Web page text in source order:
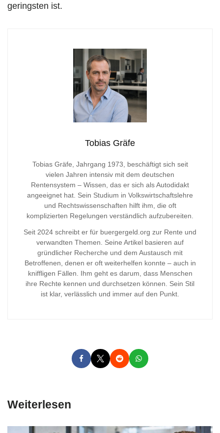
geringsten ist.
Tobias Gräfe
Tobias Gräfe, Jahrgang 1973, beschäftigt sich seit
vielen Jahren intensiv mit dem deutschen
Rentensystem – Wissen, das er sich als Autodidakt
angeeignet hat. Sein Studium in Volkswirtschaftslehre
und Rechtswissenschaften hilft ihm, die oft
komplizierten Regelungen verständlich aufzubereiten.
Seit 2024 schreibt er für buergergeld.org zur Rente und
verwandten Themen. Seine Artikel basieren auf
gründlicher Recherche und dem Austausch mit
Betroffenen, denen er oft weiterhelfen konnte – auch in
kniffligen Fällen. Ihm geht es darum, dass Menschen
ihre Rechte kennen und durchsetzen können. Sein Stil
ist klar, verlässlich und immer auf den Punkt.
Weiterlesen